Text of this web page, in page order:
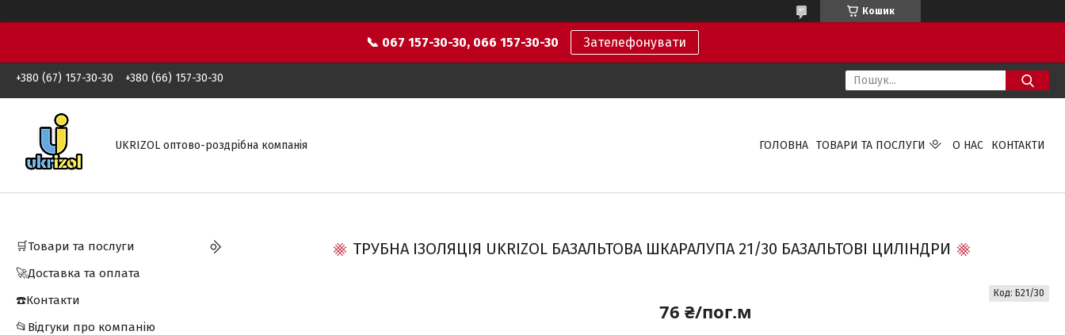
Кошик
📞 067 157-30-30, 066 157-30-30 Зателефонувати
+380 (67) 157-30-30 +380 (66) 157-30-30
UKRIZOL оптово-роздрібна компанія ГОЛОВНА ТОВАРИ ТА ПОСЛУГИ О НАС КОНТАКТИ
ТРУБНА ІЗОЛЯЦІЯ UKRIZOL БАЗАЛЬТОВА ШКАРАЛУПА 21/30 БАЗАЛЬТОВІ ЦИЛІНДРИ
76 ₴/пог.м
Код: Б21/30
🛒Товари та послуги
🚀Доставка та оплата
☎️Контакти
📂Відгуки про компанію